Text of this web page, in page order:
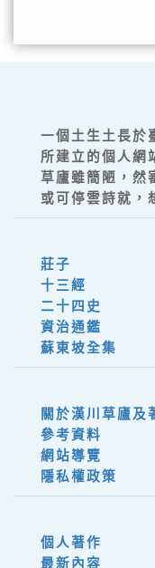
一個土生土長於
所建立的個人網
草廬雖簡陋，然
或可停雲詩就，
莊子
十三經
二十四史
資治通鑑
蘇東坡全集
關於漢川草廬及
參考資料
網站導覽
隱私權政策
個人著作
最新內容